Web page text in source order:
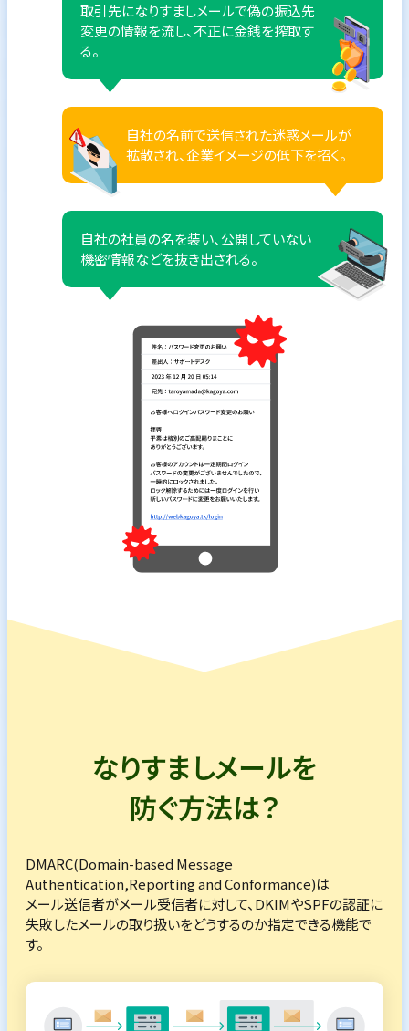
取引先になりすましメールで偽の振込先
変更の情報を流し、不正に金銭を搾取す
る。
自社の名前で送信された迷惑メールが
拡散され、企業イメージの低下を招く。
自社の社員の名を装い、公開していない
機密情報などを抜き出される。
なりすましメールを
防ぐ方法は？
DMARC(Domain-based Message
Authentication,Reporting and Conformance)は
メール送信者がメール受信者に対して、DKIMやSPFの認証に
失敗したメールの取り扱いをどうするのか指定できる機能で
す。